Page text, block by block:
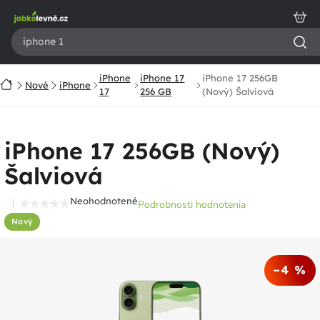
obsah
Domov
Nové iPhone
iPhone
17
iPhone 17
256 GB
iPhone 17 256GB
(Nový) Šalviová
iPhone 17 256GB (Nový)
Šalviová
Nový
NeohodnotenéPodrobnosti hodnotenia
–4 %